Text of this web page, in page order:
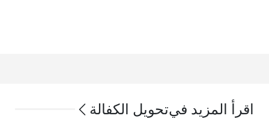
اقرأ المزيد فيتحويل الكفالة